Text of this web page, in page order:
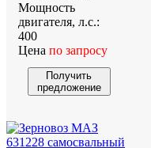
Мощность
двигателя, л.с.:
400
Цена по запросу
Получить
предложение